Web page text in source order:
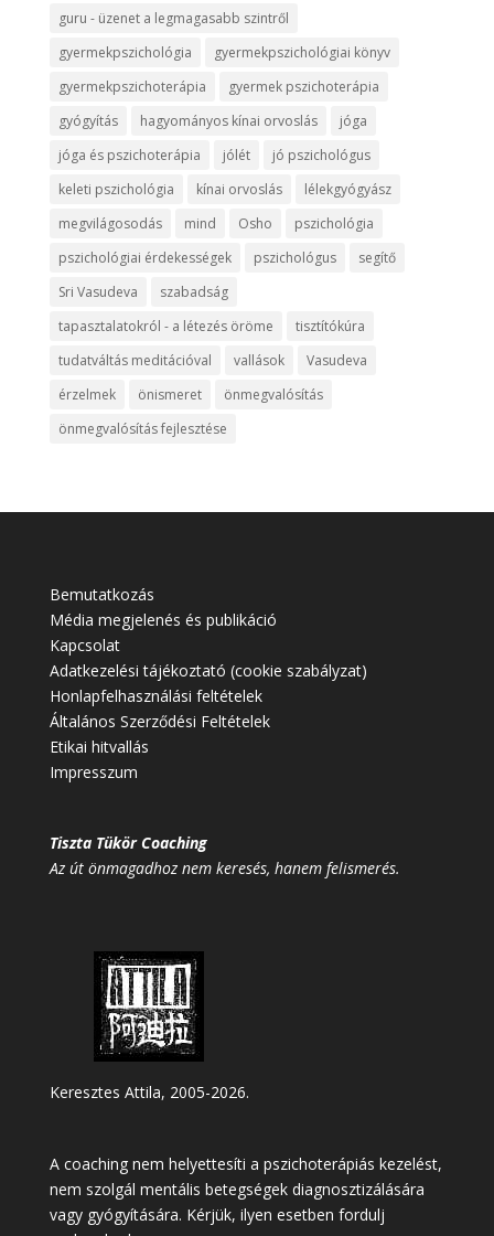
guru - üzenet a legmagasabb szintről
gyermekpszichológia
gyermekpszichológiai könyv
gyermekpszichoterápia
gyermek pszichoterápia
gyógyítás
hagyományos kínai orvoslás
jóga
jóga és pszichoterápia
jólét
jó pszichológus
keleti pszichológia
kínai orvoslás
lélekgyógyász
megvilágosodás
mind Osho
pszichológia
pszichológiai érdekességek
pszichológus
segítő
Sri Vasudeva
szabadság
tapasztalatokról - a létezés öröme
tisztítókúra
tudatváltás meditációval
vallások
Vasudeva
érzelmek
önismeret
önmegvalósítás
önmegvalósítás fejlesztése
Bemutatkozás
Média megjelenés és publikáció
Kapcsolat
Adatkezelési tájékoztató (cookie szabályzat)
Honlapfelhasználási feltételek
Általános Szerződési Feltételek
Etikai hitvallás
Impresszum
Tiszta Tükör Coaching
Az út önmagadhoz nem keresés, hanem felismerés.
Keresztes Attila, 2005-2026.
A coaching nem helyettesíti a pszichoterápiás kezelést,
nem szolgál mentális betegségek diagnosztizálására
vagy gyógyítására. Kérjük, ilyen esetben fordulj